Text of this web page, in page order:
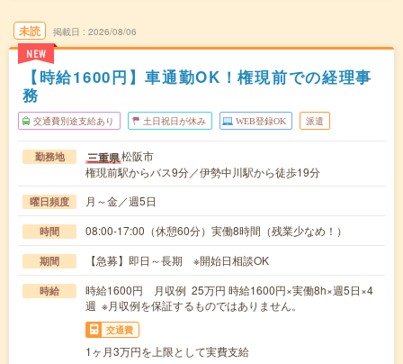
未読
NEW
掲載日 2026/08/06
【時給1600円】車通勤OK！権現前での経理事
務
交通費別途支給あり 土日祝日が休み WEB登録OK 派遣
勤務地 三重県松阪市
権現前駅からバス9分／伊勢中川駅から徒歩19分
曜日頻度 月～金／週5日
時間 08:00-17:00（休憩60分）実働8時間（残業少なめ！）
期間 【急募】即日～長期 ※開始日相談OK
時給
時給1600円 月収例 25万円 時給1600円×実働8h×週5日×4
週 ※月収例を保証するものではありません。
交通費
1ヶ月3万円を上限として実費支給